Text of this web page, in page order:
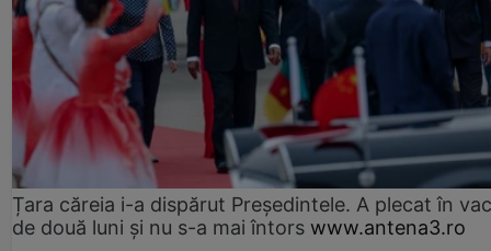
Țara căreia i-a dispărut Președintele. A plecat în
de două luni și nu s-a mai întors www.antena3.ro